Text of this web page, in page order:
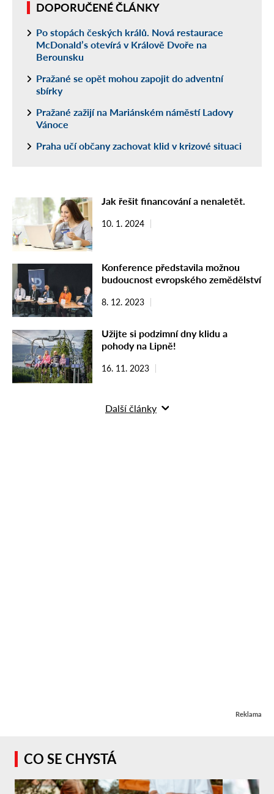
DOPORUČENÉ ČLÁNKY
Po stopách českých králů. Nová restaurace
McDonald’s otevírá v Králově Dvoře na
Berounsku
Pražané se opět mohou zapojit do adventní
sbírky
Pražané zažijí na Mariánském náměstí Ladovy
Vánoce
Praha učí občany zachovat klid v krizové situaci
Jak řešit financování a nenaletět.
10. 1. 2024
Konference představila možnou
budoucnost evropského zemědělství
8. 12. 2023
Užijte si podzimní dny klidu a
pohody na Lipně!
16. 11. 2023
Další články
Reklama
CO SE CHYSTÁ